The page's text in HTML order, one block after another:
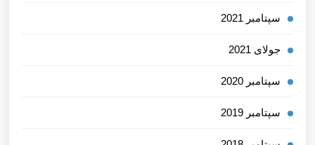
سپتامبر 2021
جولای 2021
سپتامبر 2020
سپتامبر 2019